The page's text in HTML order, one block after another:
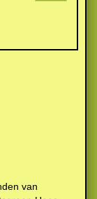
van